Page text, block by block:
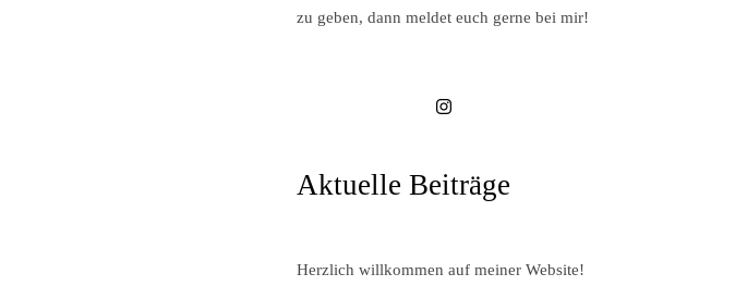
zu geben, dann meldet euch gerne bei mir!
Aktuelle Beiträge
Herzlich willkommen auf meiner Website!